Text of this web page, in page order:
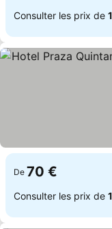
Consulter les prix de
De 70 €
Consulter les prix de